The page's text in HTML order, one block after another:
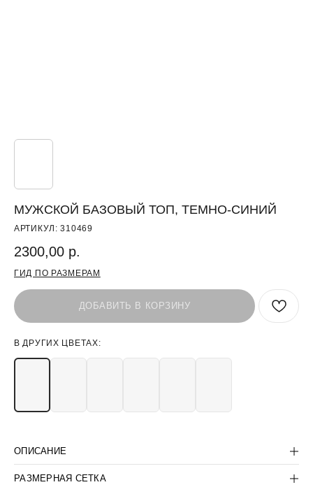
МУЖСКОЙ БАЗОВЫЙ ТОП, ТЕМНО-СИНИЙ
АРТИКУЛ:310469
2300,00 р.
ГИД ПО РАЗМЕРАМ
ДОБАВИТЬ В КОРЗИНУ
В ДРУГИХ ЦВЕТАХ:
ОПИСАНИЕ
РАЗМЕРНАЯ СЕТКА
ПОКУПАТЕЛЯМ
КОРПОРАТИВНЫМ КЛИЕНТАМ